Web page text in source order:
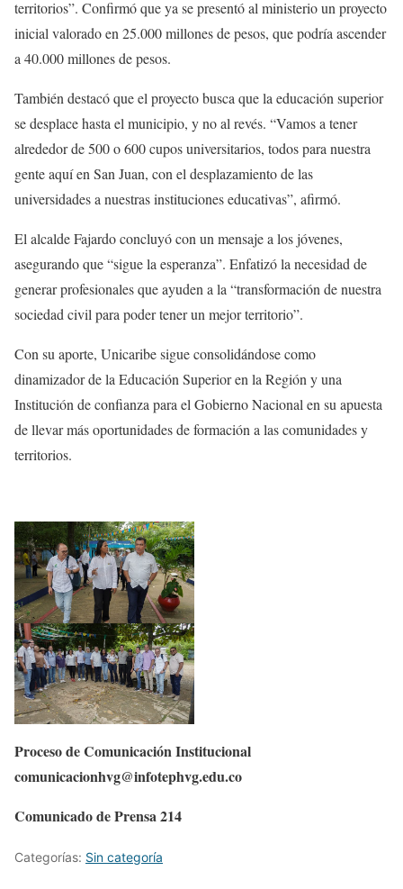
territorios”. Confirmó que ya se presentó al ministerio un proyecto
inicial valorado en 25.000 millones de pesos, que podría ascender
a 40.000 millones de pesos.
También destacó que el proyecto busca que la educación superior
se desplace hasta el municipio, y no al revés. “Vamos a tener
alrededor de 500 o 600 cupos universitarios, todos para nuestra
gente aquí en San Juan, con el desplazamiento de las
universidades a nuestras instituciones educativas”, afirmó.
El alcalde Fajardo concluyó con un mensaje a los jóvenes,
asegurando que “sigue la esperanza”. Enfatizó la necesidad de
generar profesionales que ayuden a la “transformación de nuestra
sociedad civil para poder tener un mejor territorio”.
Con su aporte, Unicaribe sigue consolidándose como
dinamizador de la Educación Superior en la Región y una
Institución de confianza para el Gobierno Nacional en su apuesta
de llevar más oportunidades de formación a las comunidades y
territorios.
Proceso de Comunicación Institucional
comunicacionhvg@infotephvg.edu.co
Comunicado de Prensa 214
Categorías: Sin categoría